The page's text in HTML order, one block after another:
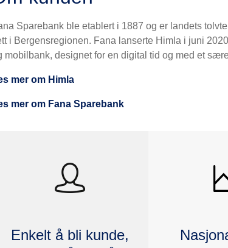
Sparebank ble etablert i 1887 og er landets
i Bergensregionen. Fana lanserte Himla i juni
mobilbank, designet for en digital tid og med et
mer om Himla
mer om Fana Sparebank
Enkelt å bli kunde,